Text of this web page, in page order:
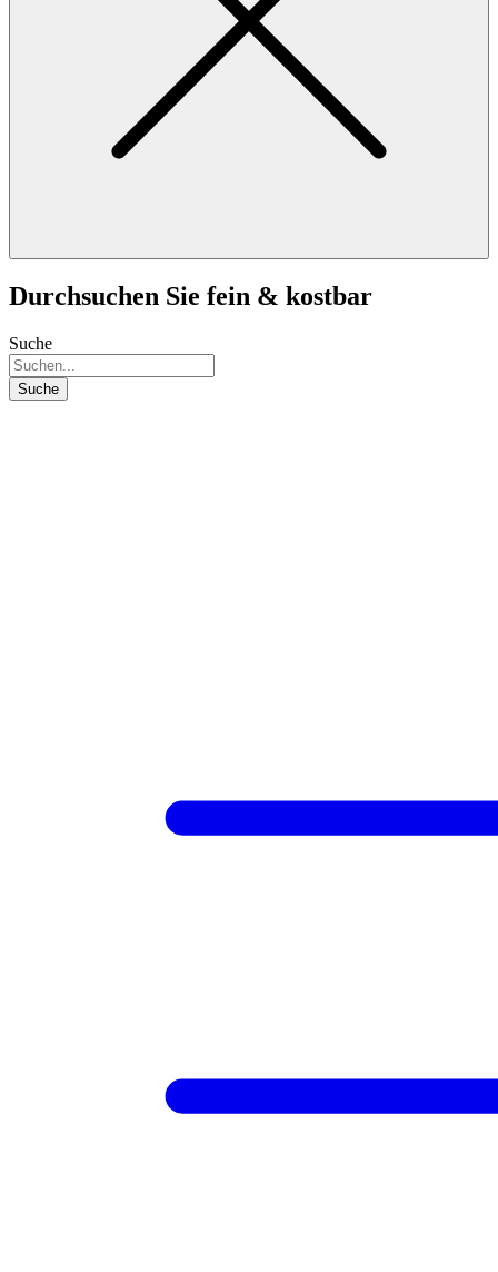
Durchsuchen Sie fein & kostbar
Suche
Suche